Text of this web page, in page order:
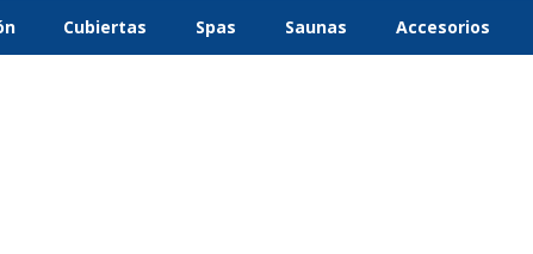
Cubiertas Spas Saunas Accesorios